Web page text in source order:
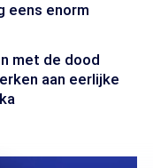
eens enorm
met de dood
aan eerlijke